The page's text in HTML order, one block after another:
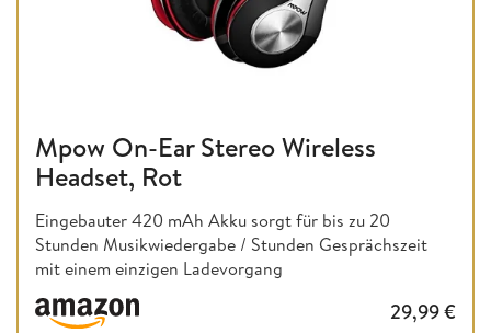
Mpow On-Ear Stereo Wireless
Headset, Rot
Eingebauter 420 mAh Akku sorgt für bis zu 20
Stunden Musikwiedergabe / Stunden Gesprächszeit
mit einem einzigen Ladevorgang
29,99€